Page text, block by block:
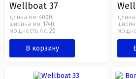
Wellboat 37
длина мм: 4000 ,
ширина мм: 1740 ,
мощность л.с: 20
В корзину